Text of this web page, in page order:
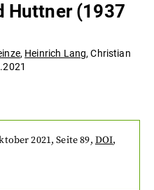
Huttner (1937
, Heinrich Lang,Christian
2021, Seite 89, DOI,